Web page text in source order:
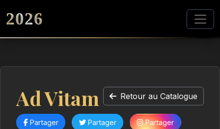
2026
Ad Vitam Retour au Catalogue
Partager Partager Partager